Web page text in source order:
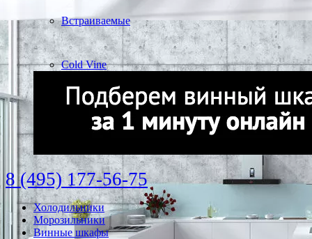
Встраиваемые
Cold Vine
8 (495) 177-56-75
Холодильники
Морозильники
Винные шкафы